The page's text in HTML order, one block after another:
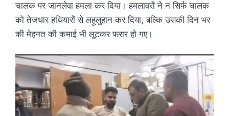
चालक पर जानलेवा हमला कर दिया। हमलावरों ने न सिर्फ चालक
को तेजधार हथियारों से लहूलुहान कर दिया, बल्कि उसकी दिन भर
की मेहनत की कमाई भी लूटकर फरार हो गए।